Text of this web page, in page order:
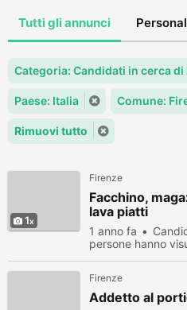
Tutti gli annunci
Categoria: Candidati in cerca di
Paese: Italia Comune:
Rimuovi tutto
1
Firenze
Facchino,
lava piatti
1 anno fa
persone hanno
Firenze
Addetto al